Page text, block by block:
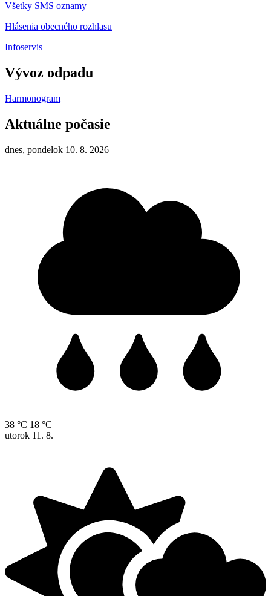
Všetky SMS oznamy
Hlásenia obecného rozhlasu
Infoservis
Vývoz odpadu
Harmonogram
Aktuálne počasie
dnes, pondelok 10. 8. 2026
38 °C 18 °C
utorok 11. 8.